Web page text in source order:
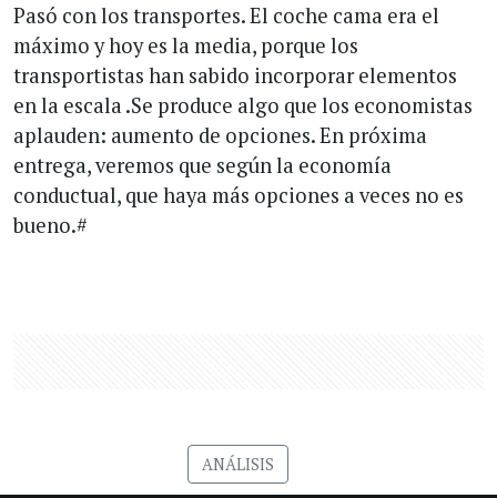
Pasó con los transportes. El coche cama era el
máximo y hoy es la media, porque los
transportistas han sabido incorporar elementos
en la escala .Se produce algo que los economistas
aplauden: aumento de opciones. En próxima
entrega, veremos que según la economía
conductual, que haya más opciones a veces no es
bueno.#
ANÁLISIS